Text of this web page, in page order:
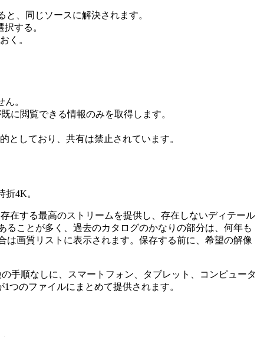
、同じソースに解決されます。
する。
く。
。
に閲覧できる情報のみを取得します。
としており、共有は禁止されています。
4K。
在する最高のストリームを提供し、存在しないディテール
ることが多く、過去のカタログのかなりの部分は、何年も
画質リストに表示されます。保存する前に、希望の解像
手順なしに、スマートフォン、タブレット、コンピュータ
つのファイルにまとめて提供されます。